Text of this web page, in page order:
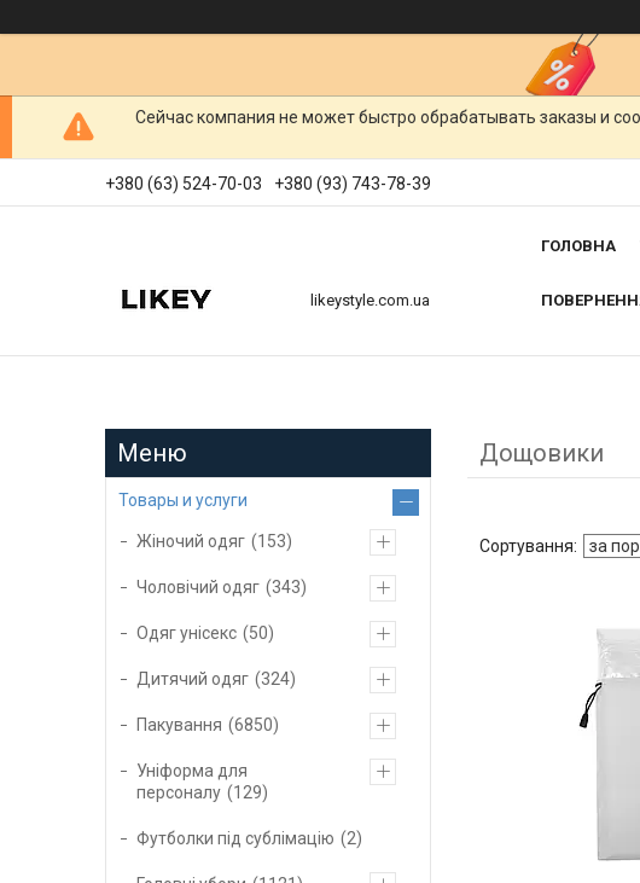
Сейчас компания не может быстро обрабатывать заказы и
+380 (63) 524-70-03 +380 (93) 743-78-39
likeystyle.com.ua
ГОЛОВНА
Дощовики
Товары и услуги
Жіночий одяг 153
Чоловічий одяг 343
Одяг унісекс 50
Дитячий одяг 324
Пакування 6850
Уніформа для
персоналу
129
Футболки під сублімацію 2